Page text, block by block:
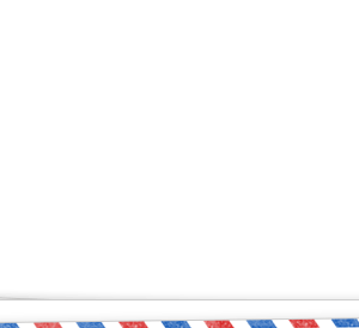
себя